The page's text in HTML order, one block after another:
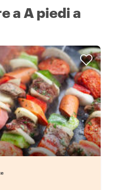
a A piedi a